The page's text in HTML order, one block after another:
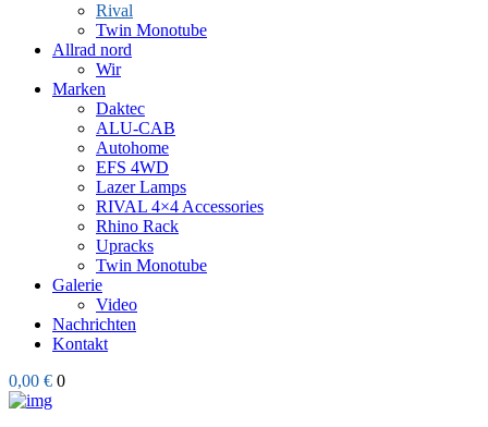
Rival
Twin Monotube
Allrad nord
Wir
Marken
Daktec
ALU-CAB
Autohome
EFS 4WD
Lazer Lamps
RIVAL 4×4 Accessories
Rhino Rack
Upracks
Twin Monotube
Galerie
Video
Nachrichten
Kontakt
0,00 € 0